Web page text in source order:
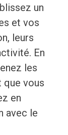
un
et vos
leurs
En
les
vous
en
avec le